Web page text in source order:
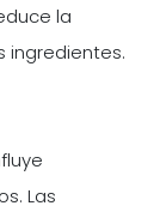
la
ingredientes.
Las